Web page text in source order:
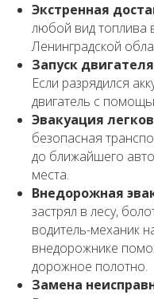
Экстренная
любой вид топлива
Ленинградской
Запуск
Если разрядился
двигатель с
Эвакуация
безопасная
до ближайшего
места.
Внедорожная
застрял в лесу,
водитель-механик
внедорожнике
дорожное полотно.
Замена